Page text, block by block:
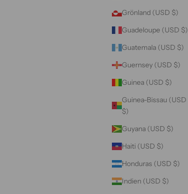
Grönland (USD $)
Guadeloupe (USD $)
Guatemala (USD $)
Guernsey (USD $)
Guinea (USD $)
Guinea-Bissau (USD
$)
Guyana (USD $)
Haiti (USD $)
Honduras (USD $)
Indien (USD $)